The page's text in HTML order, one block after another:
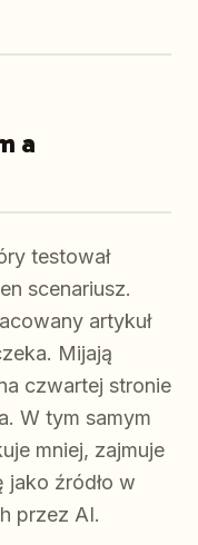
a
testował
scenariusz.
artykuł
Mijają
czwartej stronie
W tym samym
mniej, zajmuje
jako źródło w
przez AI.